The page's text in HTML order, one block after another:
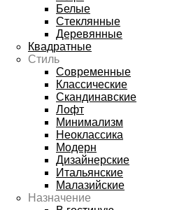
Белые
Стеклянные
Деревянные
Квадратные
Стиль
Современные
Классические
Скандинавские
Лофт
Минимализм
Неоклассика
Модерн
Дизайнерские
Итальянские
Малазийские
Назначение